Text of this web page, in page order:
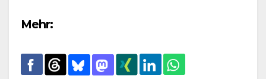
Mehr: